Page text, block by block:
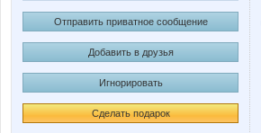
Отправить приватное сообщение
Добавить в друзья
Игнорировать
Сделать подарок